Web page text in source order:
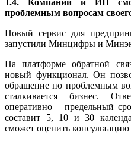
проблемным вопросам
Новый сервис для
запустили Минцифры и
На платформе обратной
новый функционал. Он
обращение по проблемным
сталкивается бизнес.
оперативно – предельный
составит 5, 10 и 30
сможет оценить